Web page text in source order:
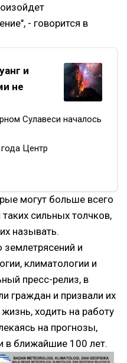
- говорится в
и
не
Сулавеси началось
Центр
что статус горы
тревоги, а затем —
могут больше всего
сильных толчков,
называть.
и
климатологии и
пресс-релиз, в
граждан и призвали их
ходить на работу
на прогнозы,
в ближайшие 100 лет.